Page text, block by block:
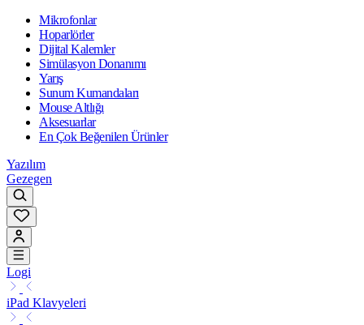
Mikrofonlar
Hoparlörler
Dijital Kalemler
Simülasyon Donanımı
Yarış
Sunum Kumandaları
Mouse Altlığı
Aksesuarlar
En Çok Beğenilen Ürünler
Yazılım
Gezegen
Logi
iPad Klavyeleri